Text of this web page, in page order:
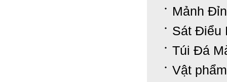
Mảnh
Sát Điểu
Túi Đá
Vật